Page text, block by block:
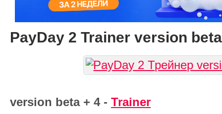
PayDay 2 Trainer version
version beta + 4 - Trainer